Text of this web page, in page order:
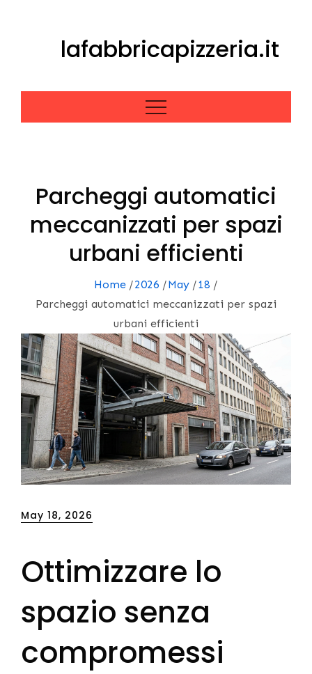
lafabbricapizzeria.it
Parcheggi automatici
meccanizzati per spazi
urbani efficienti
Home 2026 May
18
Parcheggi automatici meccanizzati per spazi
urbani efficienti
Posted
May 18, 2026
Ottimizzare lo
spazio senza
compromessi